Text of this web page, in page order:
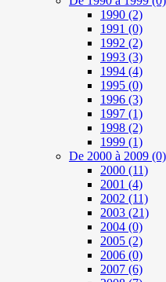
1990 (2)
1991 (0)
1992 (2)
1993 (3)
1994 (4)
1995 (0)
1996 (3)
1997 (1)
1998 (2)
1999 (1)
De 2000 à 2009 (0)
2000 (11)
2001 (4)
2002 (11)
2003 (21)
2004 (0)
2005 (2)
2006 (0)
2007 (6)